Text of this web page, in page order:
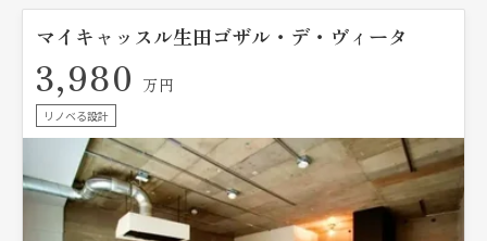
マイキャッスル生田ゴザル・デ・ヴィータ
3,980 万円
リノベる設計